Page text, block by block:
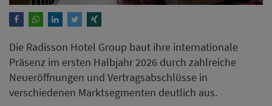
Die Radisson Hotel Group baut ihre internationale
Präsenz im ersten Halbjahr 2026 durch zahlreiche
Neueröffnungen und Vertragsabschlüsse in
verschiedenen Marktsegmenten deutlich aus.